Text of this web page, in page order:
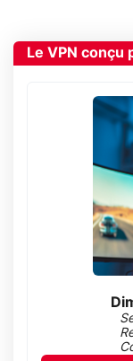
Le VPN conçu